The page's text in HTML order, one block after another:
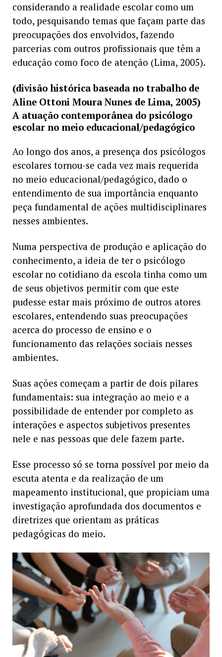
considerando a realidade escolar como um
todo, pesquisando temas que façam parte das
preocupações dos envolvidos, fazendo
parcerias com outros profissionais que têm a
educação como foco de atenção (Lima, 2005).
(divisão histórica baseada no trabalho de
Aline Ottoni Moura Nunes de Lima, 2005)
A atuação contemporânea do psicólogo
escolar no meio educacional/pedagógico
Ao longo dos anos, a presença dos psicólogos
escolares tornou-se cada vez mais requerida
no meio educacional/pedagógico, dado o
entendimento de sua importância enquanto
peça fundamental de ações multidisciplinares
nesses ambientes.
Numa perspectiva de produção e aplicação do
conhecimento, a ideia de ter o psicólogo
escolar no cotidiano da escola tinha como um
de seus objetivos permitir com que este
pudesse estar mais próximo de outros atores
escolares, entendendo suas preocupações
acerca do processo de ensino e o
funcionamento das relações sociais nesses
ambientes.
Suas ações começam a partir de dois pilares
fundamentais: sua integração ao meio e a
possibilidade de entender por completo as
interações e aspectos subjetivos presentes
nele e nas pessoas que dele fazem parte.
Esse processo só se torna possível por meio da
escuta atenta e da realização de um
mapeamento institucional, que propiciam uma
investigação aprofundada dos documentos e
diretrizes que orientam as práticas
pedagógicas do meio.